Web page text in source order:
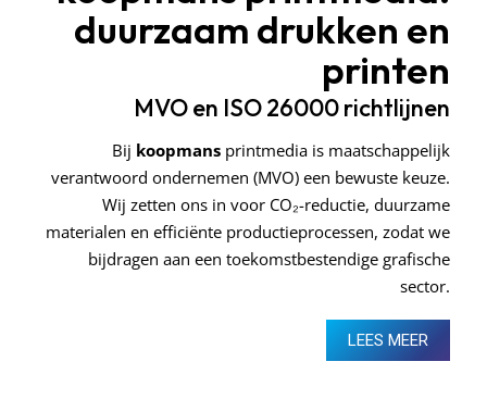
duurzaam drukken en
printen
MVO en ISO 26000 richtlijnen
Bij koopmans printmedia is maatschappelijk
verantwoord ondernemen (MVO) een bewuste keuze.
Wij zetten ons in voor CO₂-reductie, duurzame
materialen en efficiënte productieprocessen, zodat we
bijdragen aan een toekomstbestendige grafische
sector.
LEES MEER